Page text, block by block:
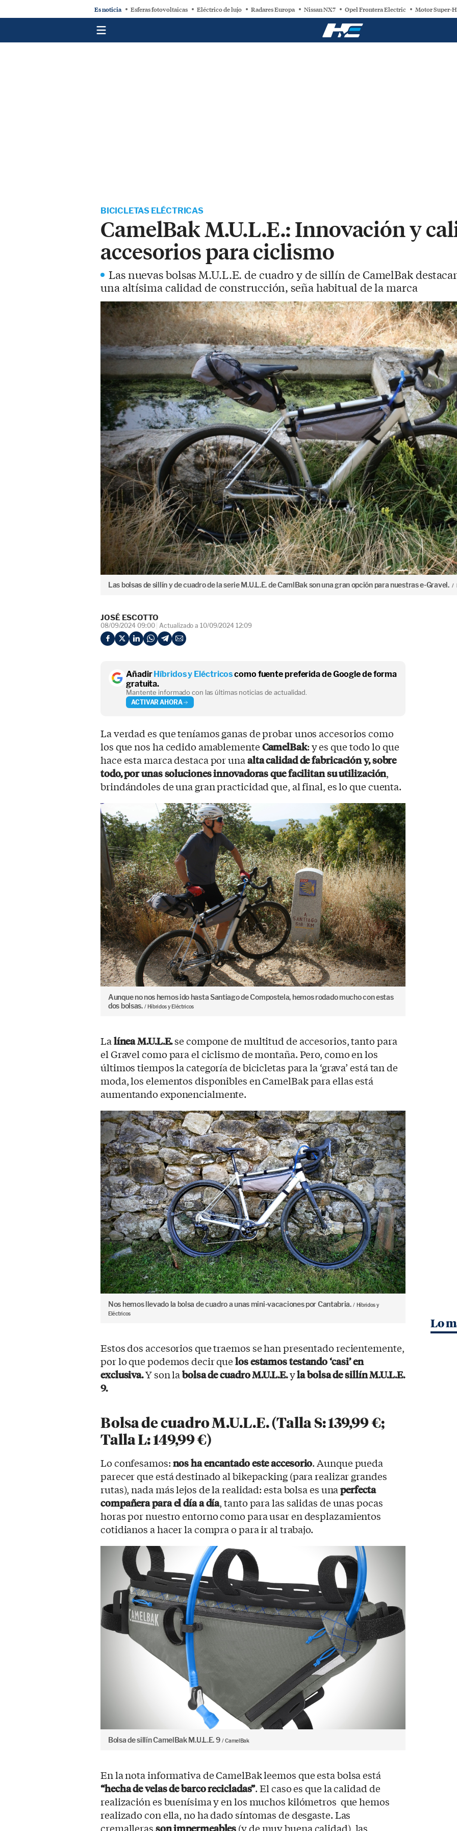
Es noticia Esferas fotovoltaicas Eléctrico de lujo Radares Europa Nissan NX7 Opel Frontera Electric Motor Super-
BICICLETAS ELÉCTRICAS
CamelBak M.U.L.E.: Innovación y
accesorios para ciclismo
Las nuevas bolsas M.U.L.E. de cuadro y de sillín de CamelBak
una altísima calidad de construcción, seña habitual de la marca
Las bolsas de sillín y de cuadro de la serie M.U.L.E. de CamlBak son una gran opción para nuestras e-Gravel.
JOSÉ ESCOTTO
08/09/2024 09:00 Actualizado a 10/09/2024 12:09
Añadir Híbridos y Eléctricoscomo fuente preferida de Google de forma
gratuita.
Mantente informado con las últimas noticias de actualidad.
ACTIVAR AHORA
La verdad es que teníamos ganas de probar unos accesorios como
los que nos ha cedido amablementeCamelBak: y es que todo lo que
hace esta marca destaca por unaalta calidad de fabricación y, sobre
todo, por unas soluciones innovadoras que facilitan su utilización,
brindándoles de una gran practicidad que, al final, es lo que cuenta.
Aunque no nos hemos ido hasta Santiago de Compostela, hemos rodado mucho con estas
dos bolsas.
Híbridos y Eléctricos
Lalínea M.U.L.E.se compone de multitud de accesorios, tanto para
el Gravel como para el ciclismo de montaña. Pero, como en los
últimos tiempos la categoría de bicicletas para la ‘grava’ está tan de
moda, los elementos disponibles en CamelBak para ellas está
aumentando exponencialmente.
Nos hemos llevado la bolsa de cuadro a unas mini-vacaciones por Cantabria.
Híbridos y
Eléctricos
Estos dos accesorios que traemos se han presentado recientemente,
por lo que podemos decir quelos estamos testando ‘casi’ en
exclusiva.Y son labolsa de cuadro M.U.L.E.yla bolsa de sillín M.U.L.E.
9.
Bolsa de cuadro M.U.L.E. (Talla S: 139,99 €;
Talla L: 149,99 €)
Lo confesamos:nos ha encantado este accesorio. Aunque pueda
parecer que está destinado al bikepacking (para realizar grandes
rutas), nada más lejos de la realidad: esta bolsa es unaperfecta
compañera para el día a día, tanto para las salidas de unas pocas
horas por nuestro entorno como para usar en desplazamientos
cotidianos a hacer la compra o para ir al trabajo.
Bolsa de sillín CamelBak M.U.L.E. 9 CamelBak
En la nota informativa de CamelBak leemos que esta bolsa está
“hecha de velas de barco recicladas”. El caso es que la calidad de
realización es buenísima y en los muchos kilómetros que hemos
realizado con ella, no ha dado síntomas de desgaste. Las
cremallerasson impermeables(y de muy buena calidad), las
Lo